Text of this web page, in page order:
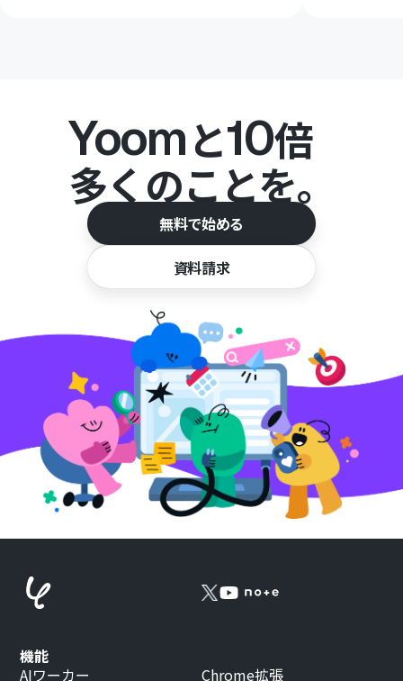
Yoomと10倍
多くのことを。
無料で始める
資料請求
機能
AIワーカー
Chrome拡張